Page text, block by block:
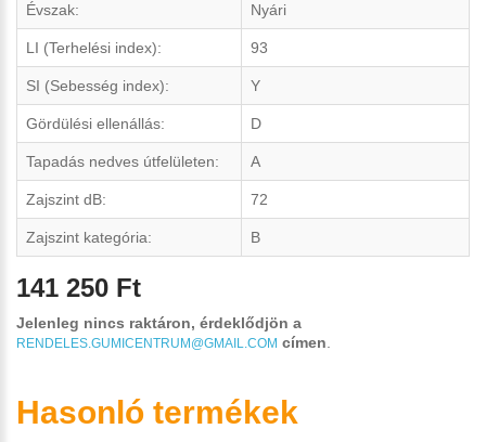
Évszak: Nyári
LI (Terhelési index): 93
SI (Sebesség index): Y
Gördülési ellenállás: D
Tapadás nedves útfelületen: A
Zajszint dB: 72
Zajszint kategória: B
141 250 Ft
Jelenleg nincs raktáron, érdeklődjön a
RENDELES.GUMICENTRUM@GMAIL.COM címen
Hasonló termékek